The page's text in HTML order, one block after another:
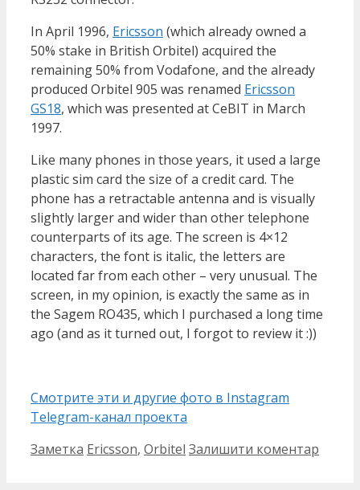
In April 1996, Ericsson (which already owned a
50% stake in British Orbitel) acquired the
remaining 50% from Vodafone, and the already
produced Orbitel 905 was renamed Ericsson
GS18, which was presented at CeBIT in March
1997.
Like many phones in those years, it used a large
plastic sim card the size of a credit card. The
phone has a retractable antenna and is visually
slightly larger and wider than other telephone
counterparts of its age. The screen is 4×12
characters, the font is italic, the letters are
located far from each other – very unusual. The
screen, in my opinion, is exactly the same as in
the Sagem RO435, which I purchased a long time
ago (and as it turned out, I forgot to review it :))
Смотрите эти и другие фото в Instagram
Telegram-канал проекта
Категорії
Заметка Позначки
Ericsson, Orbitel Залишити коментар